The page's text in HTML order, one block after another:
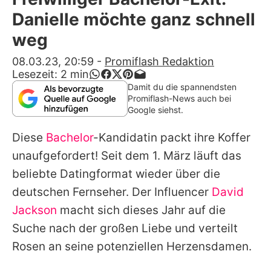
Alle Themen auf Promiflash
App runterladen
Team
Redaktionelle Richtlinien
Impressum
Datenschutzerklärung
Nutzungsbedingungen
Utiq verwalten
Danielle möchte ganz schnell
weg
08.03.23, 20:59 - Promiflash Redaktion
Lesezeit: 2 min
Damit du die spannendsten
Promiflash-News auch bei
Google siehst.
Diese Bachelor-Kandidatin packt ihre Koffer
unaufgefordert! Seit dem 1. März läuft das
beliebte Datingformat wieder über die
deutschen Fernseher. Der Influencer David
Jackson macht sich dieses Jahr auf die
Suche nach der großen Liebe und verteilt
Rosen an seine potenziellen Herzensdamen.